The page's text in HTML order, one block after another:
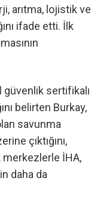
arıtma, lojistik ve
ifade etti. İlk
sertifikalı
belirten Burkay,
savunma
çıktığını,
merkezlerle İHA,
daha da